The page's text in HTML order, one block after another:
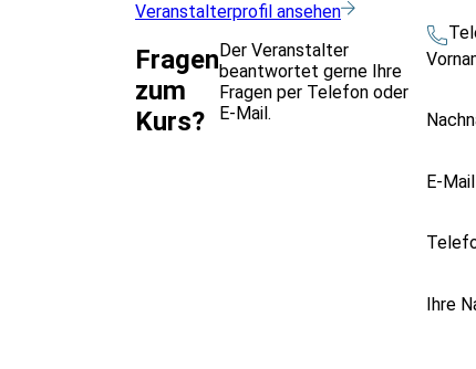
Veranstalterprofil ansehen
Fragen
zum
Kurs?
Der Veranstalter
beantwortet gerne Ihre
Fragen per Telefon oder
E-Mail.
E-
Ihre